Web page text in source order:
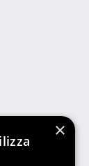
×